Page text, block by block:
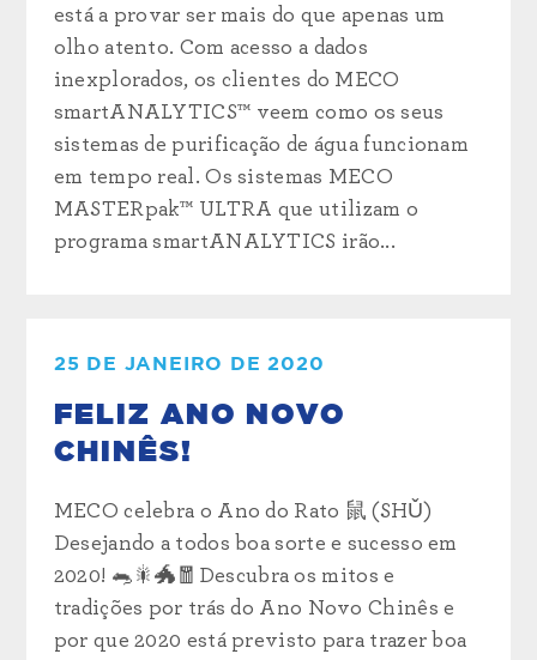
está a provar ser mais do que apenas um
olho atento. Com acesso a dados
inexplorados, os clientes do MECO
smartANALYTICS™ veem como os seus
sistemas de purificação de água funcionam
em tempo real. Os sistemas MECO
MASTERpak™ ULTRA que utilizam o
programa smartANALYTICS irão...
25 DE JANEIRO DE 2020
FELIZ ANO NOVO
CHINÊS!
MECO celebra o Ano do Rato 鼠 (SHǓ)
Desejando a todos boa sorte e sucesso em
2020! 🐀🎇🐲🧧Descubra os mitos e
tradições por trás do Ano Novo Chinês e
por que 2020 está previsto para trazer boa